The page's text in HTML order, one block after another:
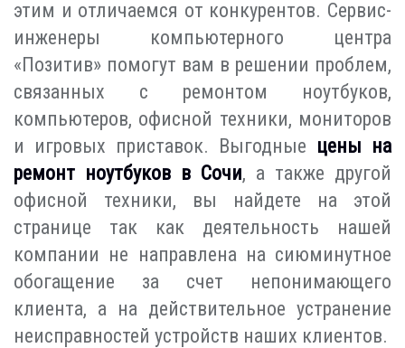
этим и отличаемся от конкурентов. Сервис-
инженеры компьютерного центра
«Позитив» помогут вам в решении проблем,
связанных с ремонтом ноутбуков,
компьютеров, офисной техники, мониторов
и игровых приставок. Выгодные цены на
ремонт ноутбуков в Сочи, а также другой
офисной техники, вы найдете на этой
странице так как деятельность нашей
компании не направлена на сиюминутное
обогащение за счет непонимающего
клиента, а на действительное устранение
неисправностей устройств наших клиентов.